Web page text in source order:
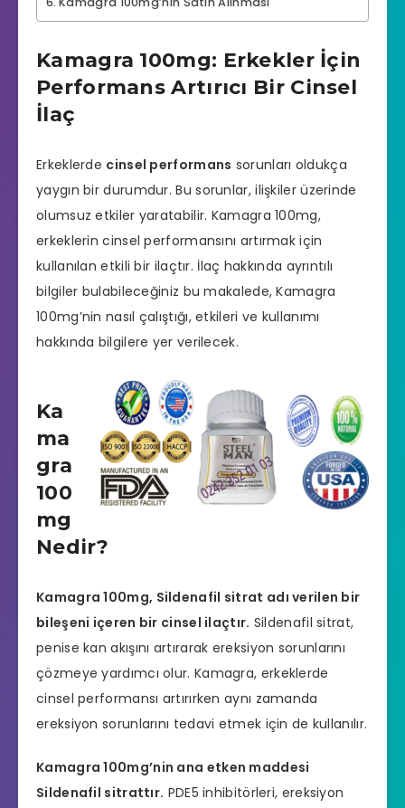
Kamagra 100mg: Erkekler İçin
Performans Artırıcı Bir Cinsel
İlaç
Erkeklerde cinsel performans sorunları oldukça
yaygın bir durumdur. Bu sorunlar, ilişkiler üzerinde
olumsuz etkiler yaratabilir. Kamagra 100mg,
erkeklerin cinsel performansını artırmak için
kullanılan etkili bir ilaçtır. İlaç hakkında ayrıntılı
bilgiler bulabileceğiniz bu makalede,Kamagra
100mg’nin nasıl çalıştığı, etkileri ve kullanımı
hakkında bilgilere yer verilecek.
Ka
ma
gra
100
mg
Nedir?
Kamagra 100mg, Sildenafil sitrat adı verilen bir
bileşeni içeren bir cinsel ilaçtır. Sildenafil sitrat,
penise kan akışını artırarak ereksiyon sorunlarını
çözmeye yardımcı olur. Kamagra, erkeklerde
cinsel performansı artırırken aynı zamanda
ereksiyon sorunlarını tedavi etmek için de kullanılır.
Kamagra 100mg’nin ana etken maddesi
Sildenafil sitrattır. PDE5 inhibitörleri, ereksiyon